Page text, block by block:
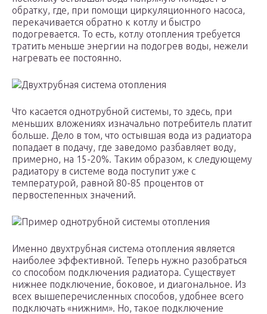
обратку, где, при помощи циркуляционного насоса,
перекачивается обратно к котлу и быстро
подогревается. То есть, котлу отопления требуется
тратить меньше энергии на подогрев воды, нежели
нагревать ее постоянно.
Двухтрубная система отопления
Что касается однотрубной системы, то здесь, при
меньших вложениях изначально потребитель платит
больше. Дело в том, что остывшая вода из радиатора
попадает в подачу, где заведомо разбавляет воду,
примерно, на 15-20%. Таким образом, к следующему
радиатору в системе вода поступит уже с
температурой, равной 80-85 процентов от
первостепенных значений.
Пример однотрубной системы отопления
Именно двухтрубная система отопления является
наиболее эффективной. Теперь нужно разобраться
со способом подключения радиатора. Существует
нижнее подключение, боковое, и диагональное. Из
всех вышеперечисленных способов, удобнее всего
подключать «нижним». Но, такое подключение